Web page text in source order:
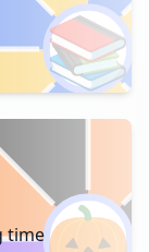
📚
time